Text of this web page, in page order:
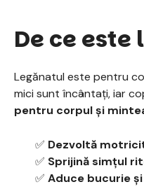
De ce
Legănatul este pentru
mici sunt încântați, iar
pentru corpul și
✅ Dezvoltă
✅ Sprijină simțul
✅ Aduce bucurie